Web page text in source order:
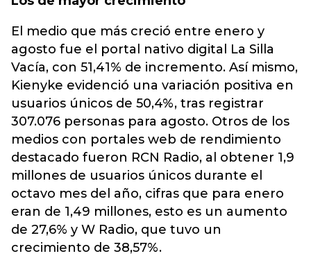
El medio que más creció entre enero y
agosto fue el portal nativo digital La Silla
Vacía, con 51,41% de incremento. Así mismo,
Kienyke evidenció una variación positiva en
usuarios únicos de 50,4%, tras registrar
307.076 personas para agosto. Otros de los
medios con portales web de rendimiento
destacado fueron RCN Radio, al obtener 1,9
millones de usuarios únicos durante el
octavo mes del año, cifras que para enero
eran de 1,49 millones, esto es un aumento
de 27,6% y W Radio, que tuvo un
crecimiento de 38,57%.